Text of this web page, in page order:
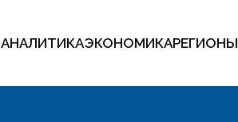
АНАЛИТИКАЭКОНОМИКАРЕГИОНЫ